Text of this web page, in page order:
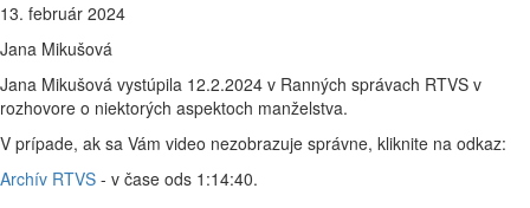
13. február 2024
Jana Mikušová
Jana Mikušová vystúpila 12.2.2024 v Ranných správach RTVS v
rozhovore o niektorých aspektoch manželstva.
V prípade, ak sa Vám video nezobrazuje správne, kliknite na odkaz:
Archív RTVS - v čase ods 1:14:40.